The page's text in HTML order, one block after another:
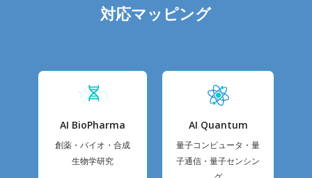
対応マッピング
AI BioPharma
創薬・バイオ・合成
生物学研究
AI Quantum
量子コンピュータ・量
子通信・量子センシン